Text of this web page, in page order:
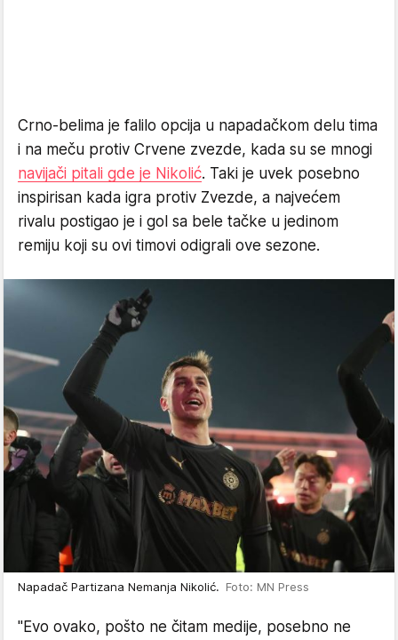
Crno-belima je falilo opcija u napadačkom delu tima
i na meču protiv Crvene zvezde, kada su se mnogi
navijači pitali gde je Nikolić. Taki je uvek posebno
inspirisan kada igra protiv Zvezde, a najvećem
rivalu postigao je i gol sa bele tačke u jedinom
remiju koji su ovi timovi odigrali ove sezone.
Napadač Partizana Nemanja Nikolić. Foto: MN Press
"Evo ovako, pošto ne čitam medije, posebno ne